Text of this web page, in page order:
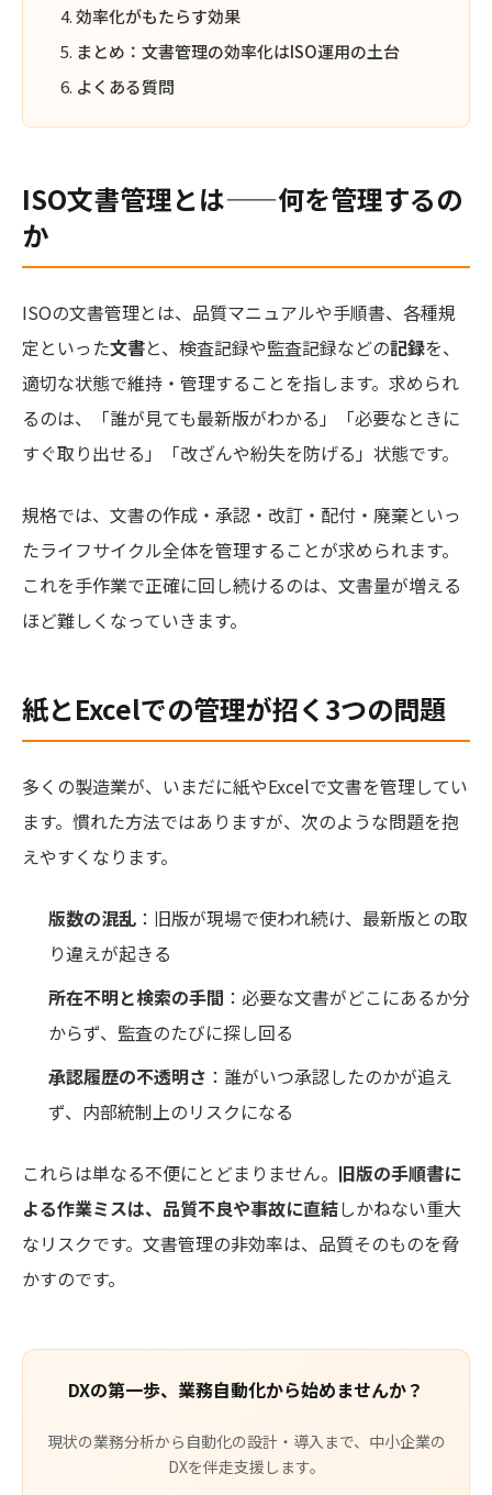
効率化がもたらす効果
まとめ：文書管理の効率化はISO運用の土台
よくある質問
ISO文書管理とは——何を管理するの
か
ISOの文書管理とは、品質マニュアルや手順書、各種規
定といった文書と、検査記録や監査記録などの記録を、
適切な状態で維持・管理することを指します。求められ
るのは、「誰が見ても最新版がわかる」「必要なときに
すぐ取り出せる」「改ざんや紛失を防げる」状態です。
規格では、文書の作成・承認・改訂・配付・廃棄といっ
たライフサイクル全体を管理することが求められます。
これを手作業で正確に回し続けるのは、文書量が増える
ほど難しくなっていきます。
紙とExcelでの管理が招く3つの問題
多くの製造業が、いまだに紙やExcelで文書を管理してい
ます。慣れた方法ではありますが、次のような問題を抱
えやすくなります。
版数の混乱 ：旧版が現場で使われ続け、最新版との取
り違えが起きる
所在不明と検索の手間 ：必要な文書がどこにあるか分
からず、監査のたびに探し回る
承認履歴の不透明さ ：誰がいつ承認したのかが追え
ず、内部統制上のリスクになる
これらは単なる不便にとどまりません。 旧版の手順書に
よる作業ミスは、品質不良や事故に直結しかねない重大
なリスクです。文書管理の非効率は、品質そのものを脅
かすのです。
DXの第一歩、業務自動化から始めませんか？
現状の業務分析から自動化の設計・導入まで、中小企業の
DXを伴走支援します。